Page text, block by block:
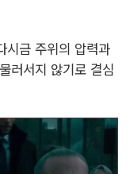
시금 주위의 압력과
러서지 않기로 결심